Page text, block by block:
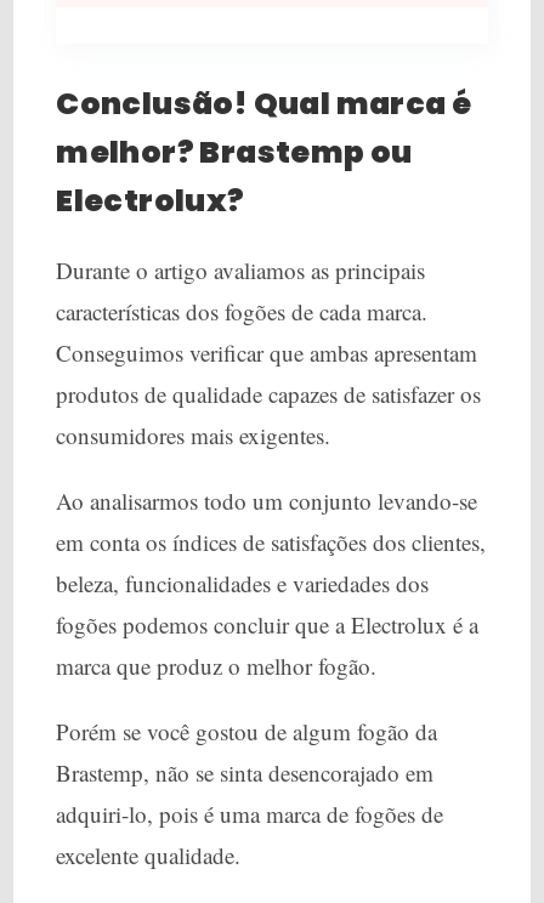
Conclusão! Qual marca é
melhor? Brastemp ou
Electrolux?
Durante o artigo avaliamos as principais
características dos fogões de cada marca.
Conseguimos verificar que ambas apresentam
produtos de qualidade capazes de satisfazer os
consumidores mais exigentes.
Ao analisarmos todo um conjunto levando-se
em conta os índices de satisfações dos clientes,
beleza, funcionalidades e variedades dos
fogões podemos concluir que a Electrolux é a
marca que produz o melhor fogão.
Porém se você gostou de algum fogão da
Brastemp, não se sinta desencorajado em
adquiri-lo, pois é uma marca de fogões de
excelente qualidade.